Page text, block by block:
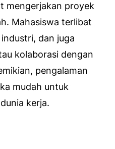
mengerjakan proyek
Mahasiswa terlibat
dan juga
kolaborasi dengan
pengalaman
mudah untuk
kerja.